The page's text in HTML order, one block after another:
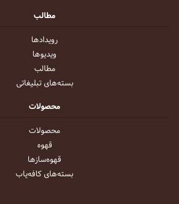
مطالب
رویداد‌ها
ویدیو‌ها
مطالب
بسته‌های تبلیغاتی
محصولات
محصولات
قهوه
قهوه‌ساز‌ها
بسته‌های کافه‌یاب